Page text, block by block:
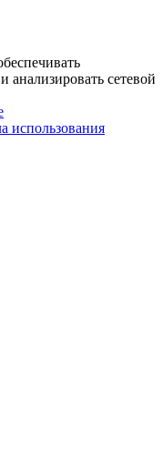
анализировать сетевой
использования